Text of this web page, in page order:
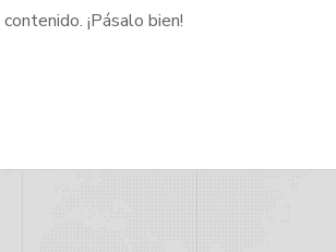
¡Pásalo bien!